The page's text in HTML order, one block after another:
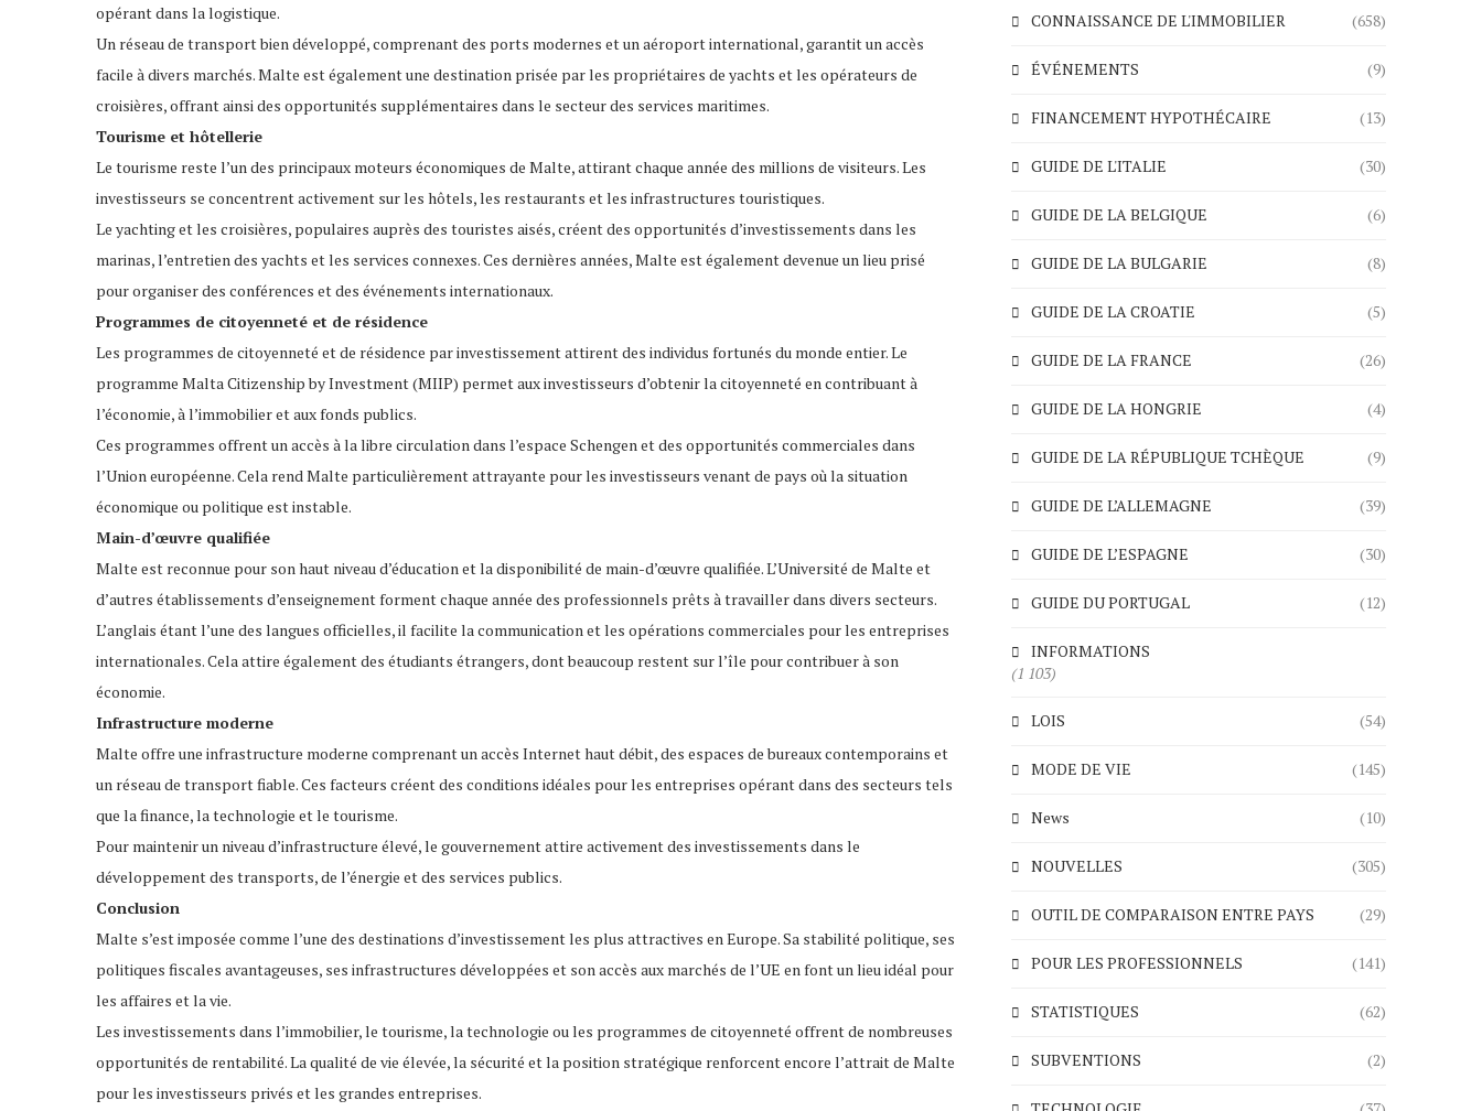
opérant dans la logistique.
Un réseau de transport bien développé, comprenant des ports modernes et un aéroport international, garantit un accès
facile à divers marchés. Malte est également une destination prisée par les propriétaires de yachts et les opérateurs de
croisières, offrant ainsi des opportunités supplémentaires dans le secteur des services maritimes.
Tourisme et hôtellerie
Le tourisme reste l’un des principaux moteurs économiques de Malte, attirant chaque année des millions de visiteurs. Les
investisseurs se concentrent activement sur les hôtels, les restaurants et les infrastructures touristiques.
Le yachting et les croisières, populaires auprès des touristes aisés, créent des opportunités d’investissements dans les
marinas, l’entretien des yachts et les services connexes. Ces dernières années, Malte est également devenue un lieu prisé
pour organiser des conférences et des événements internationaux.
Programmes de citoyenneté et de résidence
Les programmes de citoyenneté et de résidence par investissement attirent des individus fortunés du monde entier. Le
programme Malta Citizenship by Investment (MIIP) permet aux investisseurs d’obtenir la citoyenneté en contribuant à
l’économie, à l’immobilier et aux fonds publics.
Ces programmes offrent un accès à la libre circulation dans l’espace Schengen et des opportunités commerciales dans
l’Union européenne. Cela rend Malte particulièrement attrayante pour les investisseurs venant de pays où la situation
économique ou politique est instable.
Main-d’œuvre qualifiée
Malte est reconnue pour son haut niveau d’éducation et la disponibilité de main-d’œuvre qualifiée. L’Université de Malte et
d’autres établissements d’enseignement forment chaque année des professionnels prêts à travailler dans divers secteurs.
L’anglais étant l’une des langues officielles, il facilite la communication et les opérations commerciales pour les entreprises
internationales. Cela attire également des étudiants étrangers, dont beaucoup restent sur l’île pour contribuer à son
économie.
Infrastructure moderne
Malte offre une infrastructure moderne comprenant un accès Internet haut débit, des espaces de bureaux contemporains et
un réseau de transport fiable. Ces facteurs créent des conditions idéales pour les entreprises opérant dans des secteurs tels
que la finance, la technologie et le tourisme.
Pour maintenir un niveau d’infrastructure élevé, le gouvernement attire activement des investissements dans le
développement des transports, de l’énergie et des services publics.
Conclusion
Malte s’est imposée comme l’une des destinations d’investissement les plus attractives en Europe. Sa stabilité politique, ses
politiques fiscales avantageuses, ses infrastructures développées et son accès aux marchés de l’UE en font un lieu idéal pour
les affaires et la vie.
Les investissements dans l’immobilier, le tourisme, la technologie ou les programmes de citoyenneté offrent de nombreuses
opportunités de rentabilité. La qualité de vie élevée, la sécurité et la position stratégique renforcent encore l’attrait de Malte
pour les investisseurs privés et les grandes entreprises.
CONNAISSANCE DE L'IMMOBILIER (658)
ÉVÉNEMENTS (9)
FINANCEMENT HYPOTHÉCAIRE (13)
GUIDE DE L'ITALIE (30)
GUIDE DE LA BELGIQUE (6)
GUIDE DE LA BULGARIE (8)
GUIDE DE LA CROATIE (5)
GUIDE DE LA FRANCE (26)
GUIDE DE LA HONGRIE (4)
GUIDE DE LA RÉPUBLIQUE TCHÈQUE (9)
GUIDE DE L’ALLEMAGNE (39)
GUIDE DE L’ESPAGNE (30)
GUIDE DU PORTUGAL (12)
INFORMATIONS
(1 103)
LOIS (54)
MODE DE VIE (145)
News (10)
NOUVELLES (305)
OUTIL DE COMPARAISON ENTRE PAYS (29)
POUR LES PROFESSIONNELS (141)
STATISTIQUES (62)
SUBVENTIONS (2)